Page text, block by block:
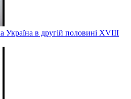
Україна в другій половині ХVIIІ